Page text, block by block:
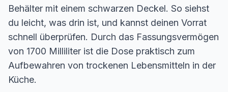
Behälter mit einem schwarzen Deckel. So siehst
du leicht, was drin ist, und kannst deinen Vorrat
schnell überprüfen. Durch das Fassungsvermögen
von 1700 Milliliter ist die Dose praktisch zum
Aufbewahren von trockenen Lebensmitteln in der
Küche.